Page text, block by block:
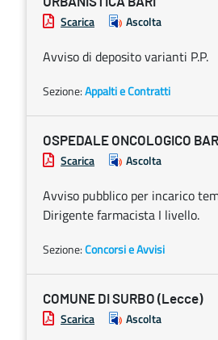
Scarica Ascolta
Avviso di deposito varianti P.P.
Sezione:Appalti e Contratti
OSPEDALE ONCOLOGICO BARI
Scarica Ascolta
Avviso pubblico per incarico
Dirigente farmacista I livello.
Sezione:Concorsi e Avvisi
COMUNE DI SURBO (Lecce)
Scarica Ascolta